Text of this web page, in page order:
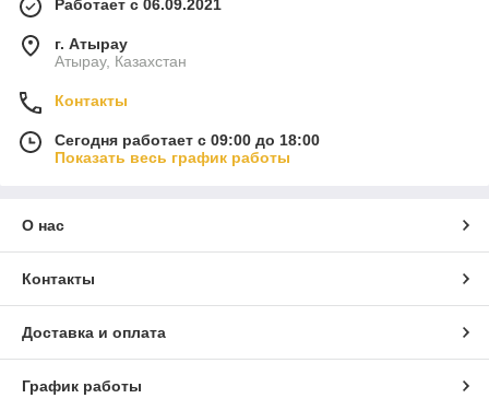
Работает с 06.09.2021
г. Атырау
Атырау, Казахстан
Контакты
Сегодня работает с 09:00 до 18:00
Показать весь график работы
О нас
Контакты
Доставка и оплата
График работы